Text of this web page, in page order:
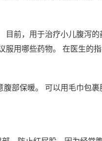
目前，用于治疗小儿腹泻
用哪些药物。 在医生的指
部保暖。 可以用毛巾包